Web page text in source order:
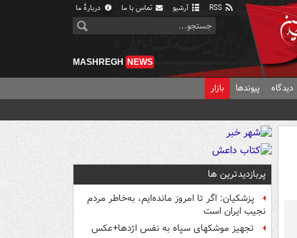
آرشیو تماس با ما دربارهٔ ما
MASHREGH NEWS
دیدگاه پیوندها بازار
پربازدیدترین ها
پزشکیان: اگر تا امروز مانده‌ایم، به‌خاطر مردم
نجیب ایران است
تجهیز موشکهای سپاه به نفس اژدها+عکس